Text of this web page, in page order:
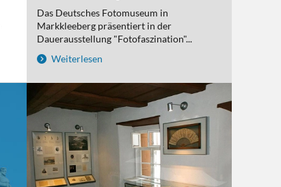
Das Deutsches Fotomuseum in
Markkleeberg präsentiert in der
Dauerausstellung "Fotofaszination"...
Weiterlesen